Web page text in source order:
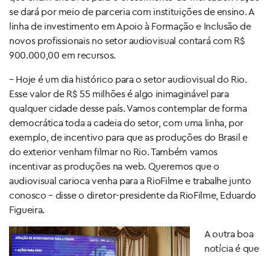
se dará por meio de parceria com instituições de ensino. A
linha de investimento em Apoio à Formação e Inclusão de
novos profissionais no setor audiovisual contará com R$
900.000,00 em recursos.
– Hoje é um dia histórico para o setor audiovisual do Rio.
Esse valor de R$ 55 milhões é algo inimaginável para
qualquer cidade desse país. Vamos contemplar de forma
democrática toda a cadeia do setor, com uma linha, por
exemplo, de incentivo para que as produções do Brasil e
do exterior venham filmar no Rio. Também vamos
incentivar as produções na web. Queremos que o
audiovisual carioca venha para a RioFilme e trabalhe junto
conosco – disse o diretor-presidente da RioFilme, Eduardo
Figueira.
A outra boa
notícia é que